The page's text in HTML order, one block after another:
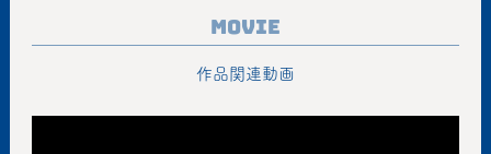
Movie
作品関連動画